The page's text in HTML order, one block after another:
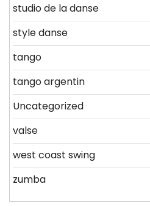
studio de la danse
style danse
tango
tango argentin
Uncategorized
valse
west coast swing
zumba